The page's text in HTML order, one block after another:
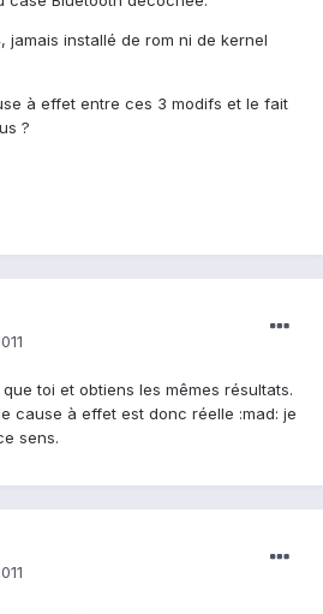
jamais installé de rom ni de kernel
à effet entre ces 3 modifs et le fait
?
toi et obtiens les mêmes résultats.
cause à effet est donc réelle :mad: je
sens.